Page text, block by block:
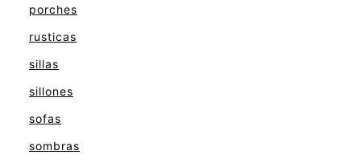
porches
rusticas
sillas
sillones
sofas
sombras